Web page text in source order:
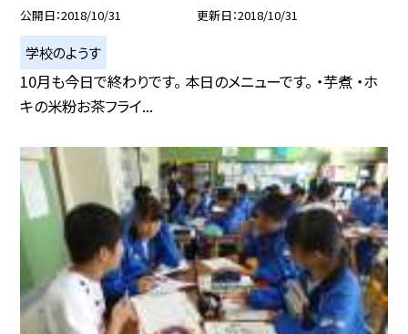
公開日 2018/10/31 更新日 2018/10/31
学校のようす
10月も今日で終わりです。 本日のメニューです。 ・芋煮 ・ホ
キの米粉お茶フライ...